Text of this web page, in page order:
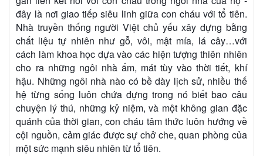
đây là nơi giao tiếp siêu linh giữa con cháu với tổ tiên.
Nhà truyền thống người Việt chủ yếu xây dựng bằng
chất liệu tự nhiên như gỗ, vôi, mật mía, lá cây…với
cách làm khoa học dựa vào các hiện tượng thiên nhiên
cho ra những ngôi nhà ấm, mát tùy vào thời tiết, khí
hậu. Những ngôi nhà nào có bề dày lịch sử, nhiều thế
hệ từng sống luôn chứa đựng trong nó biết bao câu
chuyện lý thú, những kỷ niệm, và một không gian đặc
quánh của thời gian, con cháu tâm thức luôn hướng về
cội nguồn, cảm giác được sự chở che, quan phòng của
một sức mạnh siêu nhiên từ tổ tiên.